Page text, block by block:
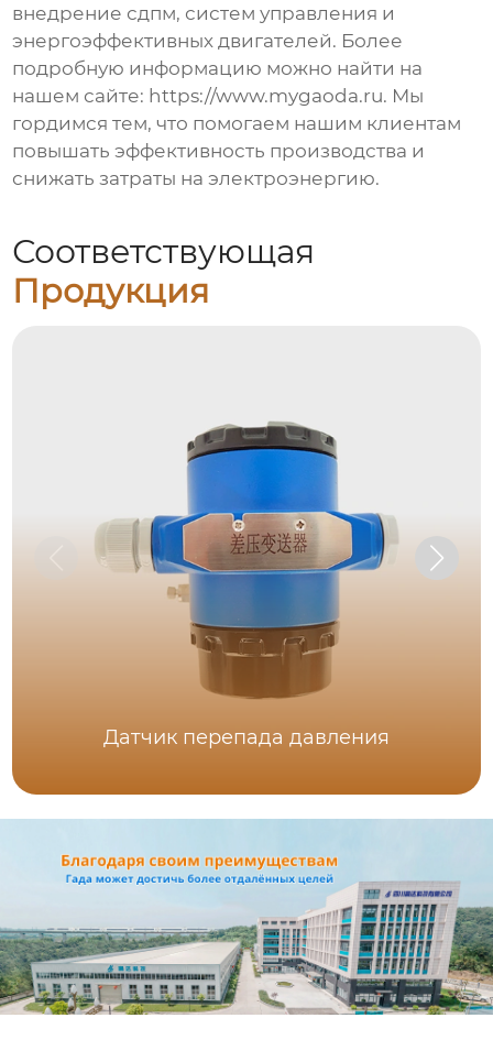
внедрение сдпм, систем управления и
энергоэффективных двигателей. Более
подробную информацию можно найти на
нашем сайте: https://www.mygaoda.ru. Мы
гордимся тем, что помогаем нашим клиентам
повышать эффективность производства и
снижать затраты на электроэнергию.
Соответствующая
Продукция
Датчик перепада давления